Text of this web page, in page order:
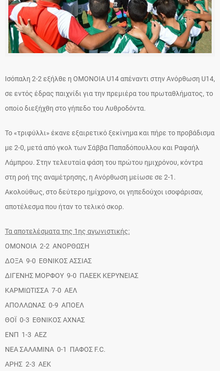
Ισόπαλη 2-2 εξήλθε η ΟΜΟΝΟΙΑ U14 απέναντι στην Ανόρθωση U14,
σε εντός έδρας παιχνίδι για την πρεμιέρα του πρωταθλήματος, το
οποίο διεξήχθη στο γήπεδο του Λυθροδόντα.
Το «τριφύλλι» έκανε εξαιρετικό ξεκίνημα και πήρε το προβάδισμα
με 2-0, μετά από γκολ των Σάββα Παπαδόπουλλου και Ραφαήλ
Λάμπρου. Στην τελευταία φάση του πρώτου ημιχρόνου, κόντρα
στη ροή της αναμέτρησης, η Ανόρθωση μείωσε σε 2-1.
Ακολούθως, στο δεύτερο ημίχρονο, οι γηπεδούχοι ισοφάρισαν,
αποτέλεσμα που ήταν το τελικό σκορ.
Τα αποτελέσματα της 1ης αγωνιστικής:
ΟΜΟΝΟΙΑ 2-2 ΑΝΟΡΘΩΣΗ
ΔΟΞΑ 9-0 ΕΘΝΙΚΟΣ ΑΣΣΙΑΣ
ΔΙΓΕΝΗΣ ΜΟΡΦΟΥ 9-0 ΠΑΕΕΚ ΚΕΡΥΝΕΙΑΣ
ΚΑΡΜΙΩΤΙΣΣΑ 7-0 ΑΕΛ
ΑΠΟΛΛΩΝΑΣ 0-9 ΑΠΟΕΛ
ΘΟΪ 0-3 ΕΘΝΙΚΟΣ ΑΧΝΑΣ
ΕΝΠ 1-3 ΑΕΖ
ΝΕΑ ΣΑΛΑΜΙΝΑ 0-1 ΠΑΦΟΣ F.C.
ΑΡΗΣ 2-3 ΑΕΚ